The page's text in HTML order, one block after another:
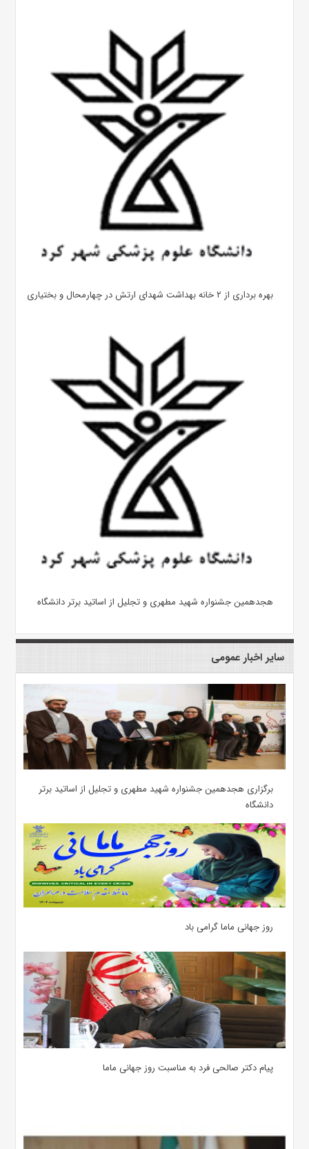
بهره ‌برداری از ۲ خانه بهداشت شهدای ارتش در چهارمحال و بختیاری
هجدهمین جشنواره شهید مطهری و تجلیل از اساتید برتر دانشگاه
سایر اخبار عمومی
برگزاری هجدهمین جشنواره شهید مطهری و تجلیل از اساتید برتر
دانشگاه
روز جهانی ماما گرامی باد
پیام دکتر صالحی فرد به مناسبت روز جهانی ماما